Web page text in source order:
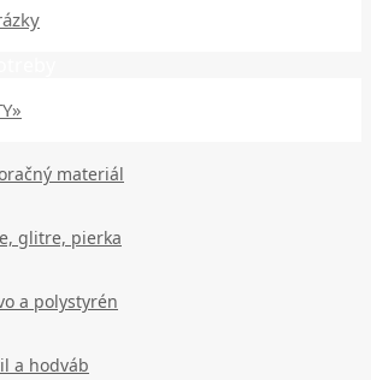
materiál
glitre, pierka
a polystyrén
a hodváb